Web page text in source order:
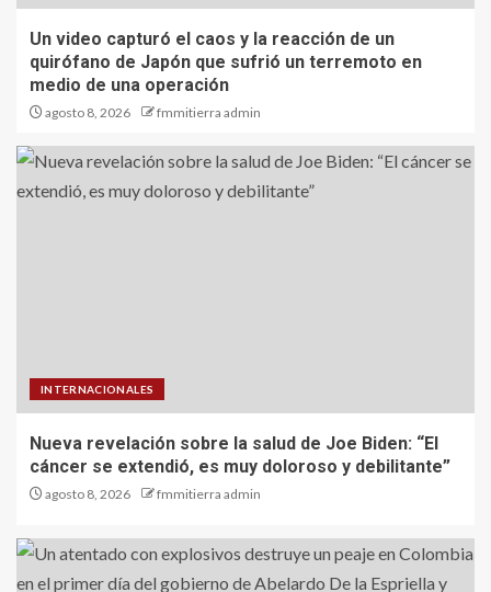
Un video capturó el caos y la reacción de un
quirófano de Japón que sufrió un terremoto en
medio de una operación
agosto 8, 2026 fmmitierra admin
INTERNACIONALES
Nueva revelación sobre la salud de Joe Biden: “El
cáncer se extendió, es muy doloroso y debilitante”
agosto 8, 2026 fmmitierra admin